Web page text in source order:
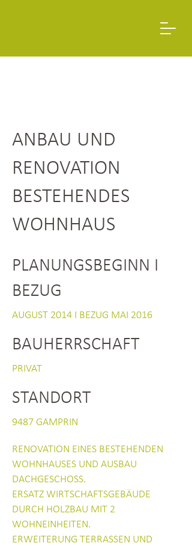
ANBAU UND
RENOVATION
BESTEHENDES
WOHNHAUS
PLANUNGSBEGINN I
BEZUG
AUGUST 2014 I BEZUG MAI 2016
BAUHERRSCHAFT
PRIVAT
STANDORT
9487 GAMPRIN
RENOVATION EINES BESTEHENDEN
WOHNHAUSES UND AUSBAU
DACHGESCHOSS.
ERSATZ WIRTSCHAFTSGEBÄUDE
DURCH HOLZBAU MIT 2
WOHNEINHEITEN.
ERWEITERUNG TERRASSEN UND